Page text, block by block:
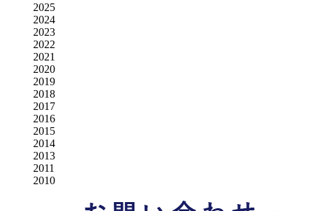
2025
2024
2023
2022
2021
2020
2019
2018
2017
2016
2015
2014
2013
2011
2010